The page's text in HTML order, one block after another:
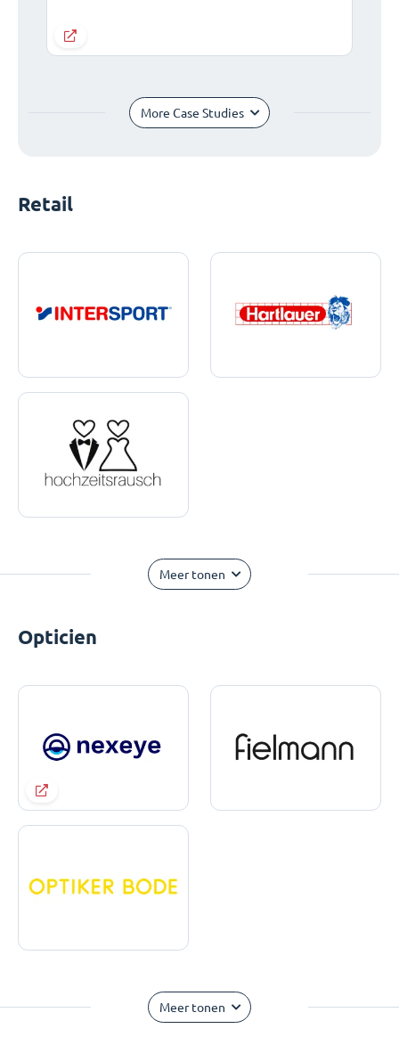
More Case Studies
Retail
Meer tonen
Opticien
Meer tonen